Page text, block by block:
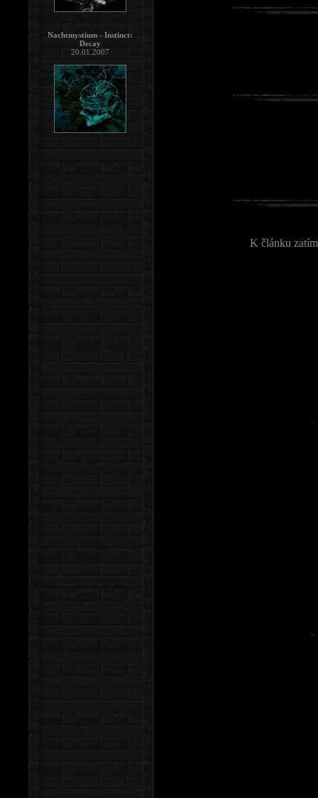
K článku
Nachtmystium - Instinct:
Decay
20.01.2007